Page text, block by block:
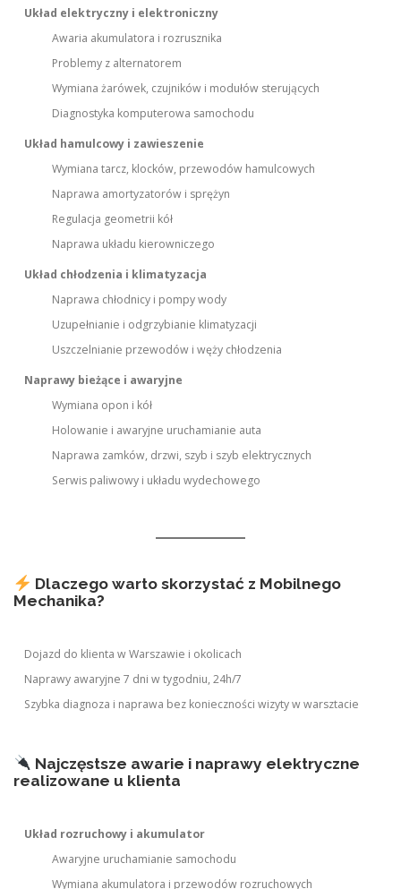
Układ elektryczny i elektroniczny
Awaria akumulatora i rozrusznika
Problemy z alternatorem
Wymiana żarówek, czujników i modułów sterujących
Diagnostyka komputerowa samochodu
Układ hamulcowy i zawieszenie
Wymiana tarcz, klocków, przewodów hamulcowych
Naprawa amortyzatorów i sprężyn
Regulacja geometrii kół
Naprawa układu kierowniczego
Układ chłodzenia i klimatyzacja
Naprawa chłodnicy i pompy wody
Uzupełnianie i odgrzybianie klimatyzacji
Uszczelnianie przewodów i węży chłodzenia
Naprawy bieżące i awaryjne
Wymiana opon i kół
Holowanie i awaryjne uruchamianie auta
Naprawa zamków, drzwi, szyb i szyb elektrycznych
Serwis paliwowy i układu wydechowego
Dlaczego warto skorzystać z Mobilnego
Mechanika?
Dojazd do klienta w Warszawie i okolicach
Naprawy awaryjne 7 dni w tygodniu, 24h/7
Szybka diagnoza i naprawa bez konieczności wizyty w warsztacie
Najczęstsze awarie i naprawy elektryczne
realizowane u klienta
Układ rozruchowy i akumulator
Awaryjne uruchamianie samochodu
Wymiana akumulatora i przewodów rozruchowych